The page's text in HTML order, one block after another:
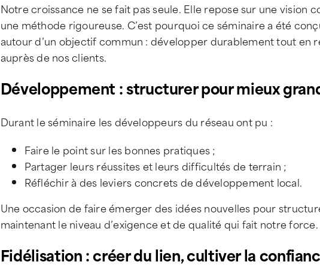
Notre croissance ne se fait pas seule. Elle repose sur une vision
une méthode rigoureuse. C’est pourquoi ce séminaire a été
autour d’un objectif commun : développer durablement tout en
auprès de nos clients.
Développement : structurer pour mieux
Durant le séminaire les développeurs du réseau ont pu :
Faire le point sur les bonnes pratiques ;
Partager leurs réussites et leurs difficultés de terrain ;
Réfléchir à des leviers concrets de développement local.
Une occasion de faire émerger des idées nouvelles pour
maintenant le niveau d’exigence et de qualité qui fait notre force.
Fidélisation : créer du lien, cultiver la